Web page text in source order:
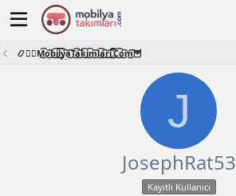
📿🧙‍♂️M͜͡o͜͡b͜͡i͜͡l͜͡y͜͡a͜͡T͜͡a͜͡k͜͡i͜͡m͜͡l͜͡a͜͡r͜͡i͜͡.͜͡C͜͡o͜͡m͜͡🦉
J
JosephRat53
Kayıtlı Kullanıcı